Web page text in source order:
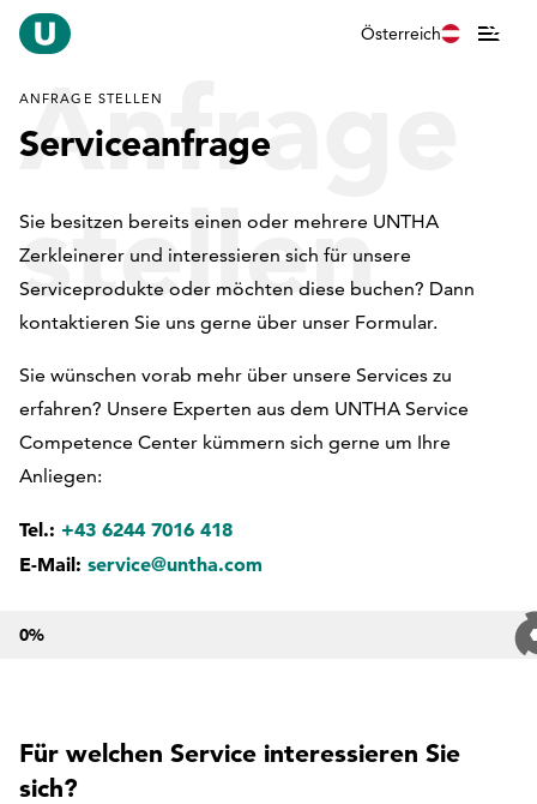
Österreich
Anfrage
stellen
ANFRAGE STELLEN
Serviceanfrage
Sie besitzen bereits einen oder mehrere UNTHA
Zerkleinerer und interessieren sich für unsere
Serviceprodukte oder möchten diese buchen? Dann
kontaktieren Sie uns gerne über unser Formular.
Sie wünschen vorab mehr über unsere Services zu
erfahren? Unsere Experten aus dem UNTHA Service
Competence Center kümmern sich gerne um Ihre
Anliegen:
Tel.: +43 6244 7016 418
E-Mail: service@untha.com
0%
Für welchen Service interessieren Sie
sich?